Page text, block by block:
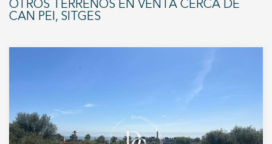
OTROS TERRENOS EN VENTA CERCA DE
CAN PEI, SITGES